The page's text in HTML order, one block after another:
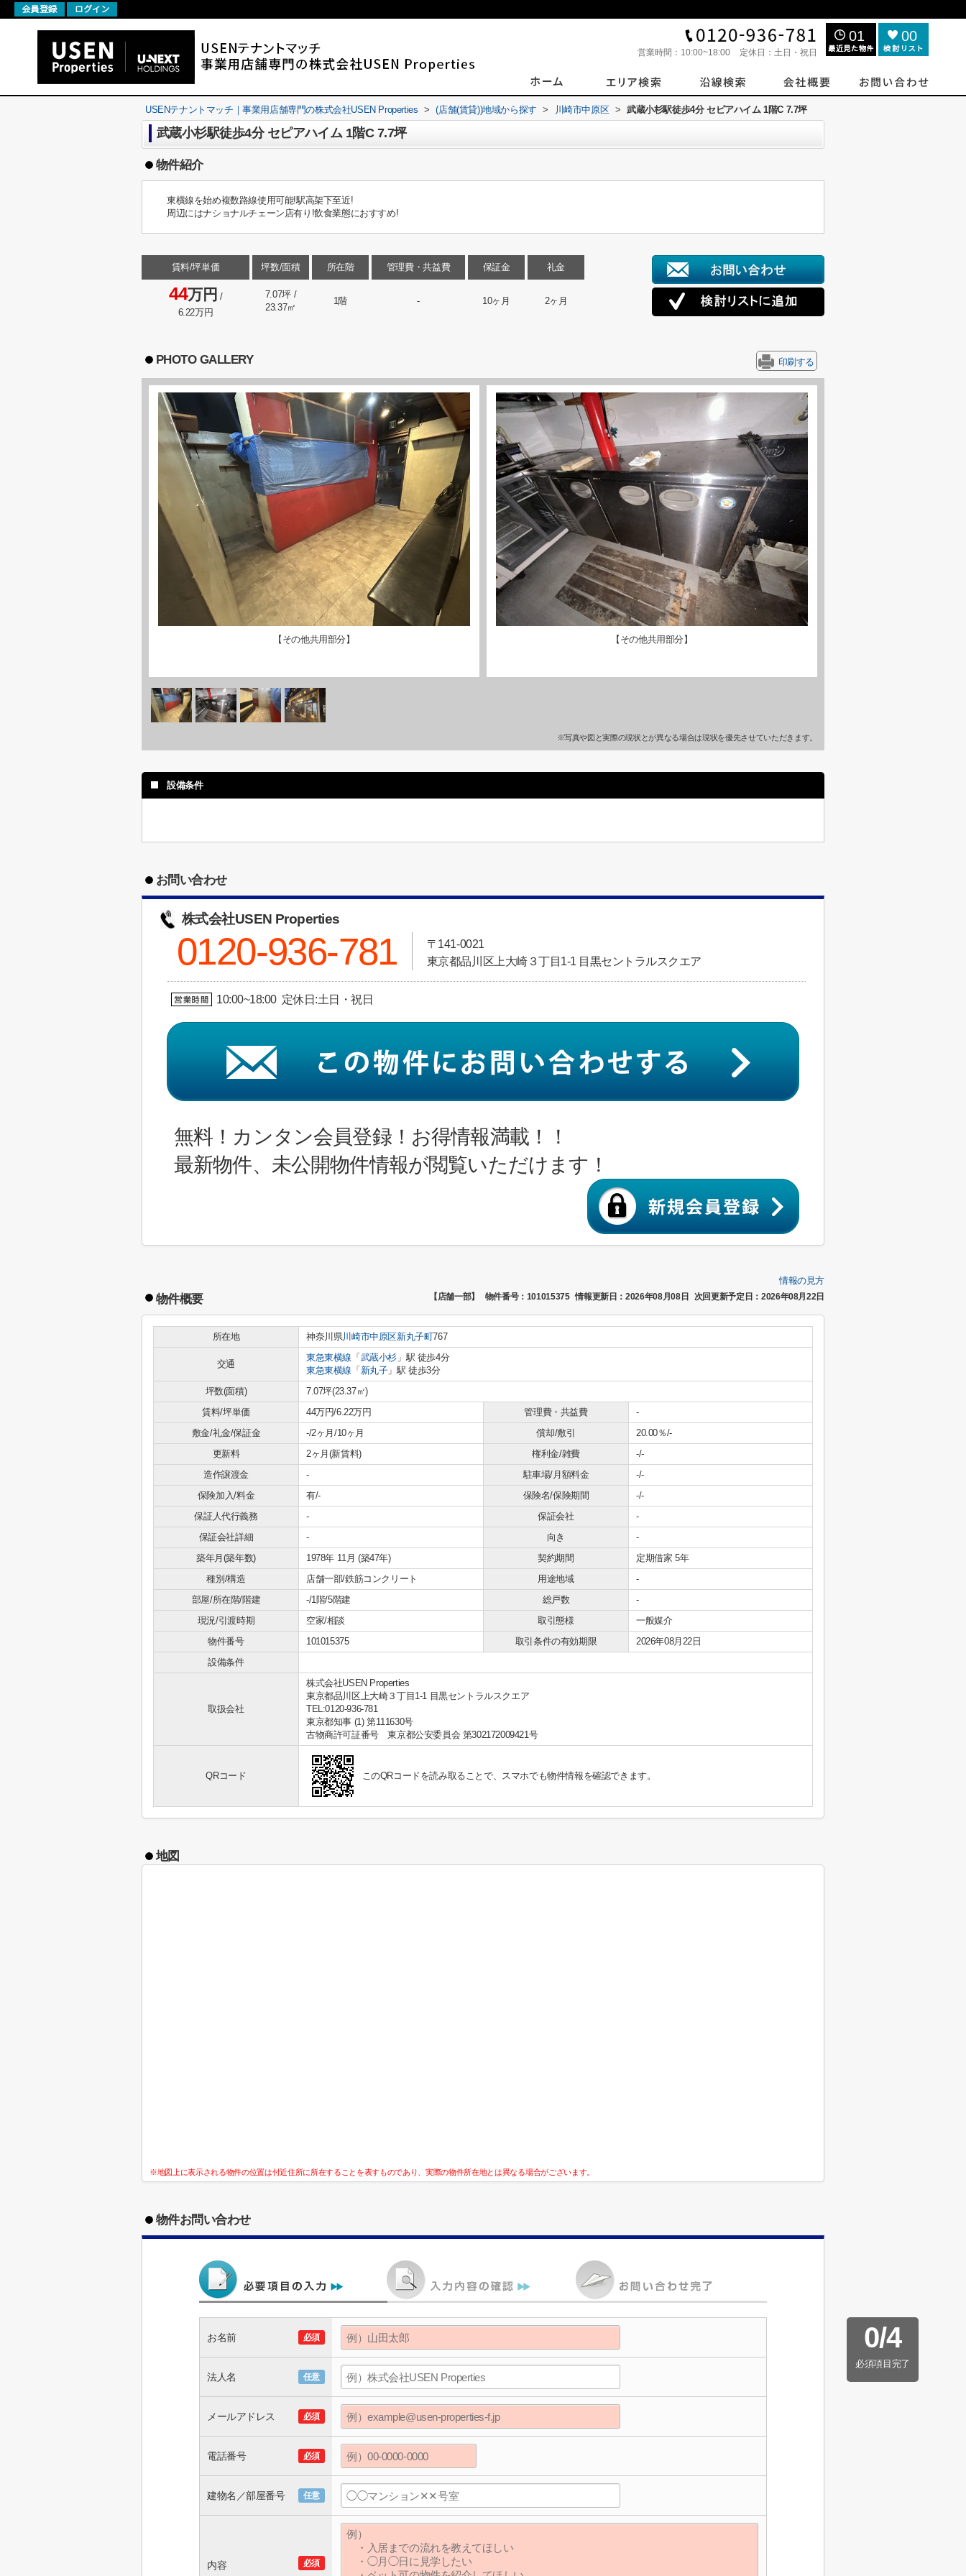
営業時間： 10:00~18:00 定休日： 土日・祝日
01 00
USENテナントマッチ｜事業用店舗専門の株式会社USEN Properties > (店舗(賃貸))地域から探す > 川崎市中原区 > 武蔵小杉駅徒歩4分 セピアハイム 1階C 7.7坪
武蔵小杉駅徒歩4分 セピアハイム 1階C 7.7坪
物件紹介
東横線を始め複数路線使用可能!駅高架下至近!
周辺にはナショナルチェーン店有り!飲食業態におすすめ!
賃料/坪単価
44万円 /
6.22万円
坪数/面積
7.07坪 /
23.37㎡
所在階
1階
管理費・共益費
-
保証金
10ヶ月
礼金
2ヶ月
PHOTO GALLERY 印刷する
【その他共用部分】 【その他共用部分】
※写真や図と実際の現状とが異なる場合は現状を優先させていただきます。
設備条件
お問い合わせ
株式会社USEN Properties
0120-936-781
〒141-0021
東京都品川区上大崎３丁目1-1 目黒セントラルスクエア
10:00~18:00 定休日:土日・祝日
無料！カンタン会員登録！お得情報満載！！
最新物件、未公開物件情報が閲覧いただけます！
情報の見方
物件概要 【店舗一部】 物件番号：101015375 情報更新日：2026年08月08日 次回更新予定日：2026年08月22日
所在地 神奈川県川崎市中原区新丸子町767
交通
東急東横線 「 武蔵小杉 」駅 徒歩4分
東急東横線 「 新丸子」駅 徒歩3分
坪数(面積)
7.07坪(23.37㎡)
賃料/坪単価
44万円/6.22万円 管理費・共益費
-
敷金/礼金/保証金
-/2ヶ月/10ヶ月 償却/敷引
20.00％/-
更新料
2ヶ月(新賃料) 権利金/雑費
-/-
造作譲渡金
- 駐車場/月額料金
-/-
保険加入/料金
有/- 保険名/保険期間
-/-
保証人代行義務
- 保証会社
-
保証会社詳細
- 向き
-
築年月(築年数)
1978年 11月 (築47年) 契約期間
定期借家 5年
種別/構造
店舗一部/鉄筋コンクリート 用途地域
-
部屋/所在階/階建
-/1階/5階建 総戸数
-
現況/引渡時期
空家/相談 取引態様
一般媒介
物件番号
101015375 取引条件の有効期限
2026年08月22日
設備条件
取扱会社
株式会社USEN Properties
東京都品川区上大崎３丁目1-1 目黒セントラルスクエア
TEL:0120-936-781
東京都知事 (1) 第111630号
古物商許可証番号 東京都公安委員会 第302172009421号
QRコード このQRコードを読み取ることで、スマホでも物件情報を確認できます。
地図
※地図上に表示される物件の位置は付近住所に所在することを表すものであり、実際の物件所在地とは異なる場合がございます。
物件お問い合わせ
0/4
必須項目完了
お名前 必須
法人名 任意
メールアドレス 必須
電話番号 必須
建物名／部屋番号 任意
内容 必須